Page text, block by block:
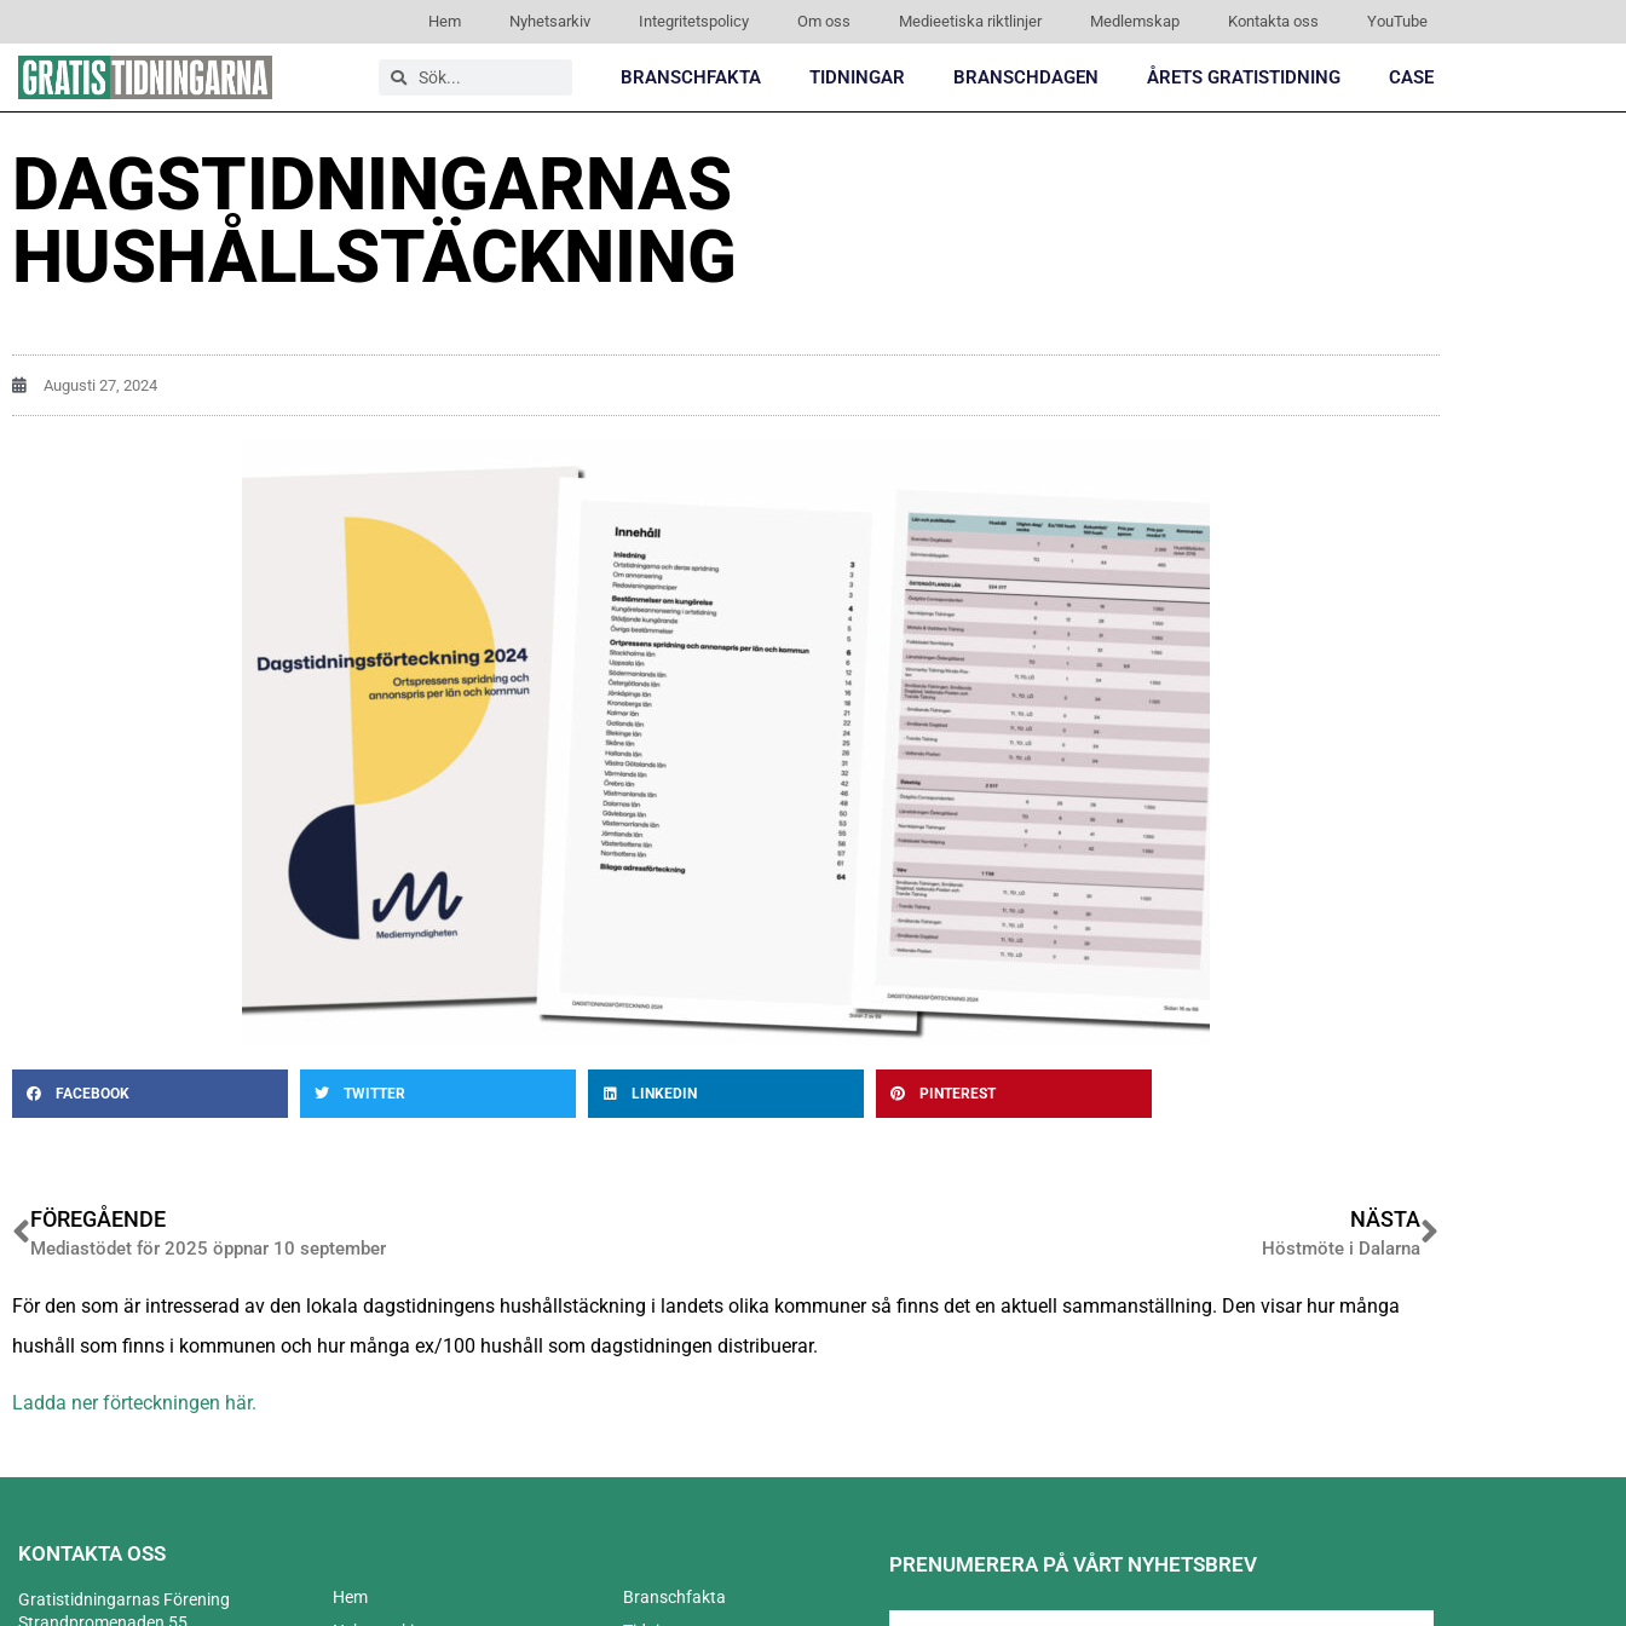
Hem Nyhetsarkiv Integritetspolicy Om oss Medieetiska riktlinjer Medlemskap Kontakta oss YouTube
BRANSCHFAKTA TIDNINGAR BRANSCHDAGEN ÅRETS GRATISTIDNING CASE
DAGSTIDNINGARNAS
HUSHÅLLSTÄCKNING
Augusti 27, 2024
FACEBOOK TWITTER LINKEDIN PINTEREST
FÖREGÅENDE
Mediastödet för 2025 öppnar 10 september
NÄSTA
Höstmöte i Dalarna
För den som är intresserad av den lokala dagstidningens hushållstäckning i landets olika kommuner så finns det en aktuell sammanställning. Den visar hur många
hushåll som finns i kommunen och hur många ex/100 hushåll som dagstidningen distribuerar.
Ladda ner förteckningen här.
KONTAKTA OSS
Gratistidningarnas Förening
Strandpromenaden 55
Hem
Branschfakta
PRENUMERERA PÅ VÅRT NYHETSBREV